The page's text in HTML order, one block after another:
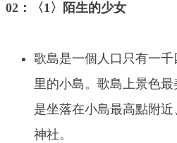
02：〈1〉陌生的少女
歌島是一個人口只有一
里的小島。歌島上景色
是坐落在小島最高點附
神社。